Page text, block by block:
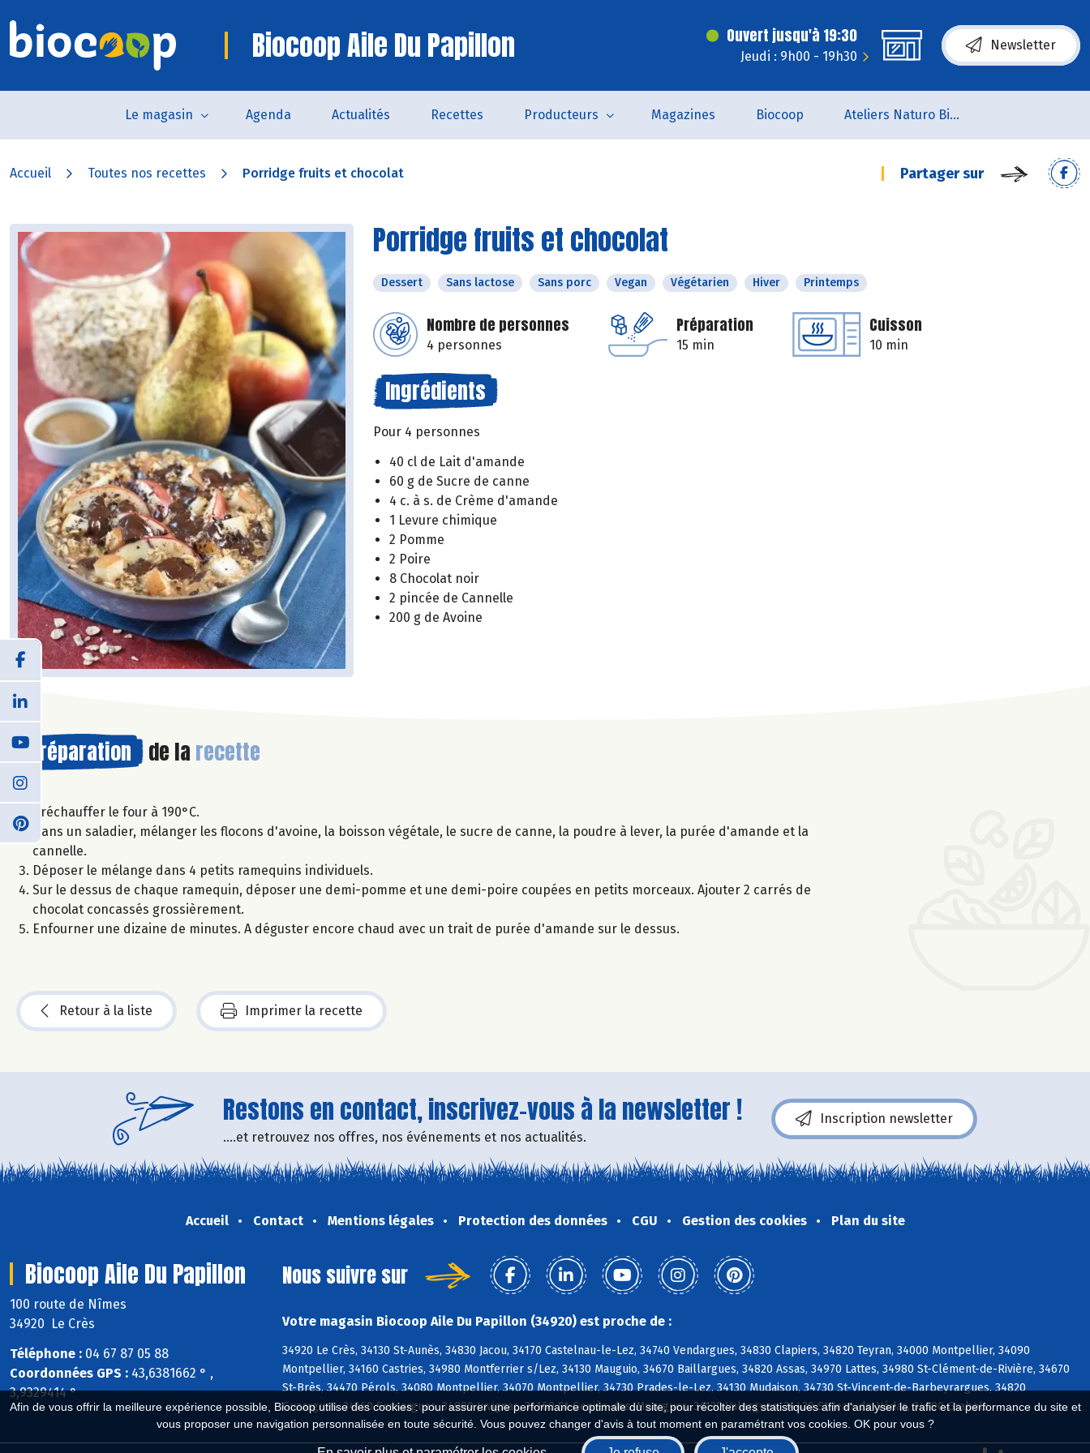
Afin de vous offrir la meilleure expérience possible, Biocoop utilise des cookies : pour assurer une performance optimale du site, pour récolter des statistiques afin d'analyser le trafic et la performance du site et
vous proposer une navigation personnalisée en toute sécurité. Vous pouvez changer d'avis à tout moment en paramétrant vos cookies. OK pour vous ?
Biocoop Aile Du Papillon Ouvert jusqu'à 19:30
Jeudi : 9h00 - 19h30
Newsletter
Le magasin Agenda Actualités Recettes Producteurs Magazines Biocoop Ateliers Naturo Biocoop L'Aile du Papillon
Accueil Toutes nos recettes Porridge fruits et chocolat Partager sur
Porridge fruits et chocolat
Dessert Sans lactose Sans porc Vegan Végétarien Hiver Printemps
Nombre de personnes
4 personnes
Préparation
15 min
Cuisson
10 min
Ingrédients
Pour 4 personnes
40 cl de Lait d'amande
60 g de Sucre de canne
4 c. à s. de Crème d'amande
1 Levure chimique
2 Pomme
2 Poire
8 Chocolat noir
2 pincée de Cannelle
200 g de Avoine
Préparation de la recette
Préchauffer le four à 190°C.
Dans un saladier, mélanger les flocons d'avoine, la boisson végétale, le sucre de canne, la poudre à lever, la purée d'amande et la
cannelle.
Déposer le mélange dans 4 petits ramequins individuels.
Sur le dessus de chaque ramequin, déposer une demi-pomme et une demi-poire coupées en petits morceaux. Ajouter 2 carrés de
chocolat concassés grossièrement.
Enfourner une dizaine de minutes. A déguster encore chaud avec un trait de purée d'amande sur le dessus.
Retour à la liste Imprimer la recette
Restons en contact, inscrivez-vous à la newsletter !
....et retrouvez nos offres, nos événements et nos actualités.
Inscription newsletter
Accueil Contact Mentions légales Protection des données CGU Gestion des cookies Plan du site
Biocoop Aile Du Papillon
100 route de Nîmes
34920 Le Crès
Téléphone : 04 67 87 05 88
Coordonnées GPS : 43,6381662 ° ,
3,9329414 °
Nous suivre sur
Votre magasin Biocoop Aile Du Papillon (34920) est proche de :
34920 Le Crès, 34130 St-Aunès, 34830 Jacou, 34170 Castelnau-le-Lez, 34740 Vendargues, 34830 Clapiers, 34820 Teyran, 34000 Montpellier, 34090
Montpellier, 34160 Castries, 34980 Montferrier s/Lez, 34130 Mauguio, 34670 Baillargues, 34820 Assas, 34970 Lattes, 34980 St-Clément-de-Rivière, 34670
St-Brès, 34470 Pérols, 34080 Montpellier, 34070 Montpellier, 34730 Prades-le-Lez, 34130 Mudaison, 34730 St-Vincent-de-Barbeyrargues, 34820
Guzargues, 34160 Sussargues, 34990 Juvignac, 34160 St-Geniès-des-Mourgues, 34130 Valergues, 34430 St-Jean-de-Védas, 34790 Grabels